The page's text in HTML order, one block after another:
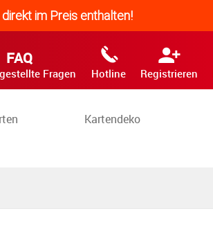
im Preis enthalten!
FAQ
Fragen Hotline Registrieren
Kartendeko